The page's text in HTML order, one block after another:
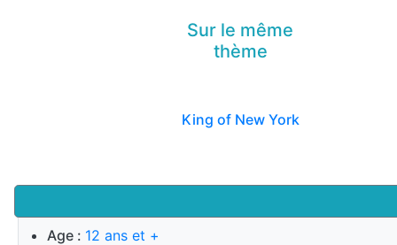
Age : 12 ans et +
Sur le même
thème
King of New York